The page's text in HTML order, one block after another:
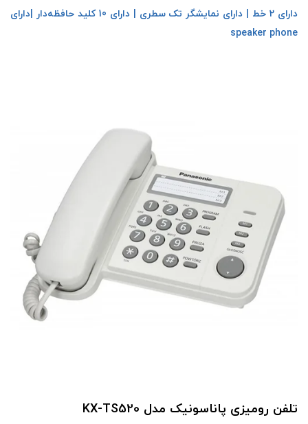
دارای 2 خط | دارای نمایشگر تک سطری |دارای 10 کلید حافظه‌دار |
دارای
speaker phone
تلفن رومیزی پاناسونیک مدل KX-TS520